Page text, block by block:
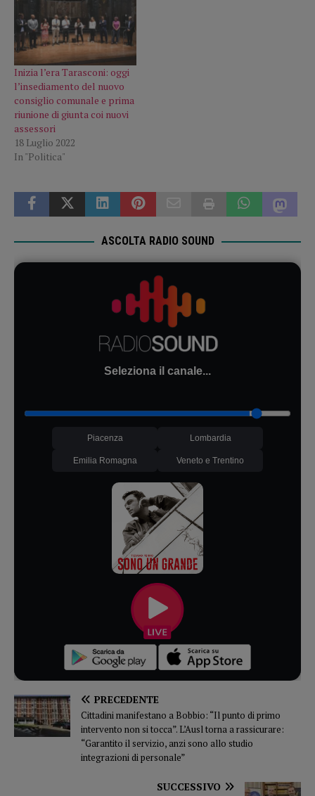
Inizia l’era Tarasconi: oggi
l’insediamento del nuovo
consiglio comunale e prima
riunione di giunta coi nuovi
assessori
18 Luglio 2022
In "Politica"
ASCOLTA RADIO SOUND
Seleziona il canale...
Piacenza Lombardia
Emilia Romagna Veneto e Trentino
PRECEDENTE
Cittadini manifestano a Bobbio: “Il punto di primo
intervento non si tocca”. L’Ausl torna a rassicurare:
“Garantito il servizio, anzi sono allo studio
integrazioni di personale”
SUCCESSIVO